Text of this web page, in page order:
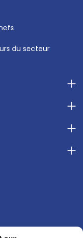
du secteur